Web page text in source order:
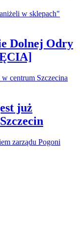
Dolnej Odry
już